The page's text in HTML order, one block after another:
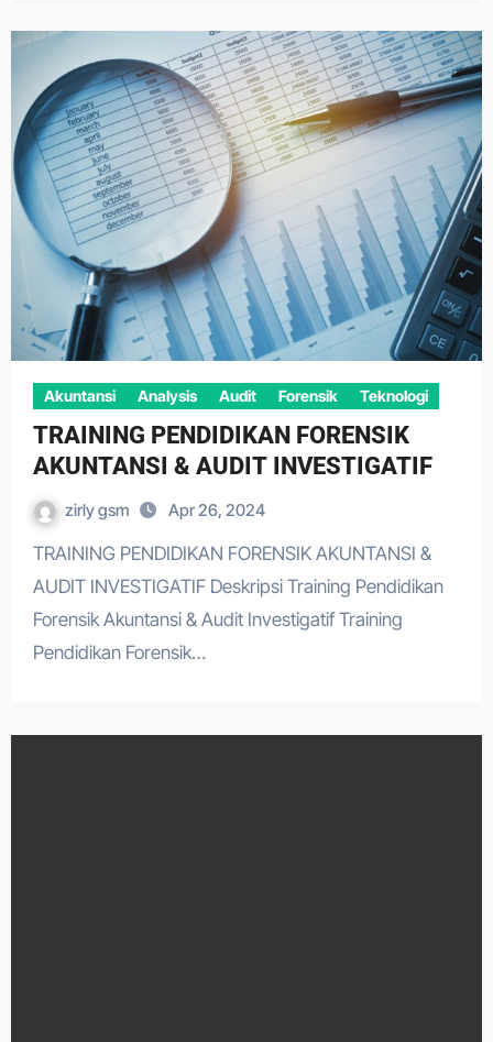
Akuntansi Analysis Audit Forensik Teknologi
TRAINING PENDIDIKAN FORENSIK
AKUNTANSI & AUDIT INVESTIGATIF
zirly gsm Apr 26, 2024
TRAINING PENDIDIKAN FORENSIK AKUNTANSI &
AUDIT INVESTIGATIF Deskripsi Training Pendidikan
Forensik Akuntansi & Audit Investigatif Training
Pendidikan Forensik…